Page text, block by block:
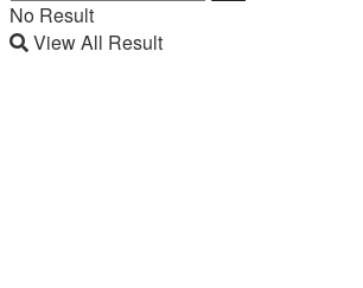
No Result
View All Result